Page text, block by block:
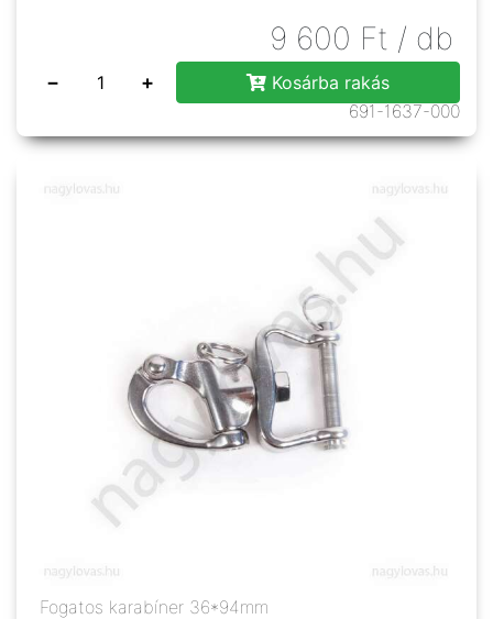
9 600 Ft / db
− +
Kosárba rakás
691-1637-000
Fogatos karabíner 36*94mm